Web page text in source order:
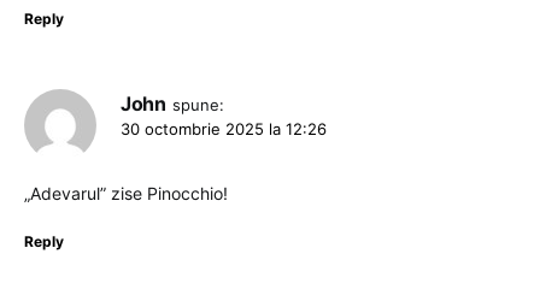
Reply
John spune:
30 octombrie 2025 la 12:26
„Adevarul” zise Pinocchio!
Reply